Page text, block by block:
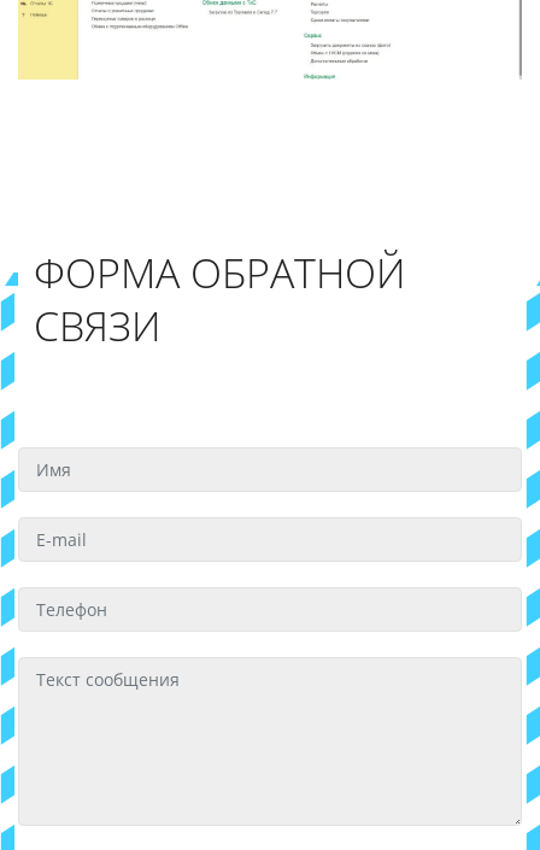
ФОРМА ОБРАТНОЙ
СВЯЗИ